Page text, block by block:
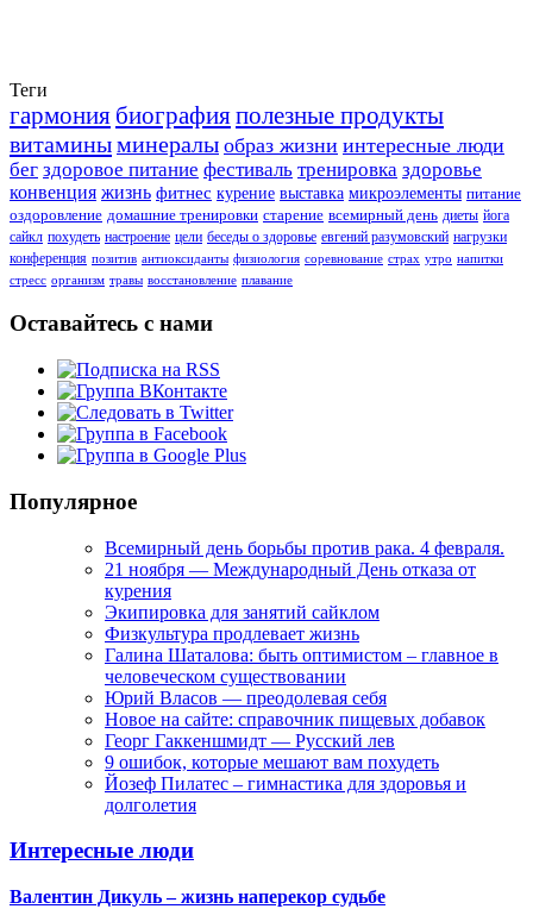
Теги
гармония биографияполезные продукты
витаминыминералы образ жизни интересные люди
бег здоровое питание фестиваль тренировка здоровье
конвенция жизнь фитнес курение выставка микроэлементы питание
оздоровление домашние тренировки старение всемирный день диеты йога
сайкл похудеть настроение цели беседы о здоровье евгений разумовский нагрузки
конференция позитив антиоксиданты физиология соревнование страх утро напитки
стресс организм травы восстановление плавание
Оставайтесь с нами
Популярное
Всемирный день борьбы против рака. 4 февраля.
21 ноября — Международный День отказа от
курения
Экипировка для занятий сайклом
Физкультура продлевает жизнь
Галина Шаталова: быть оптимистом – главное в
человеческом существовании
Юрий Власов — преодолевая себя
Новое на сайте: справочник пищевых добавок
Георг Гаккеншмидт — Русский лев
9 ошибок, которые мешают вам похудеть
Йозеф Пилатес – гимнастика для здоровья и
долголетия
Интересные люди
Валентин Дикуль – жизнь наперекор судьбе